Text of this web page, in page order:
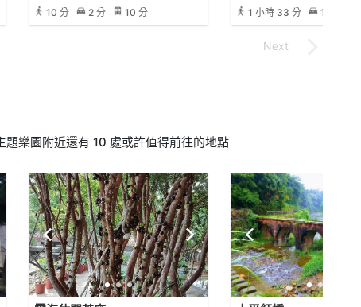
10 分
2 分 10 分
1 小時 33 分
16 分
題樂園附近還有 10 處或許值得前往的地點